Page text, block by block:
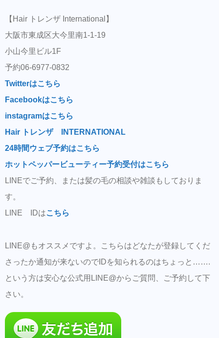
【Hair トレンザ International】
大阪市東成区大今里南1-1-19
小山今里ビル1F
予約06-6977-0832
Twitterはこちら
Facebookはこちら
instagramはこちら
Hair トレンザ INTERNATIONAL
24時間ウェブ予約はこちら
ホットペッパービューティー予約受付はこちら
LINEでご予約、または髪の毛の相談や雑談もしておりま
す。
LINE IDはこちら
LINE@もオススメですよ。こちらはどなたが登録してくだ
さったか通知が来ないのでIDを知られるのはちょっと…….
という方は安心な公式用LINE@からご質問、ご予約して下
さい。